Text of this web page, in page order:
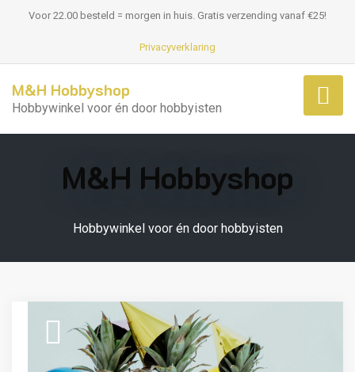
Voor 22.00 besteld = morgen in huis. Gratis verzending vanaf €25!
Privacyverklaring
M&H Hobbyshop
Hobbywinkel voor én door hobbyisten
M&H Hobbyshop
Hobbywinkel voor én door hobbyisten